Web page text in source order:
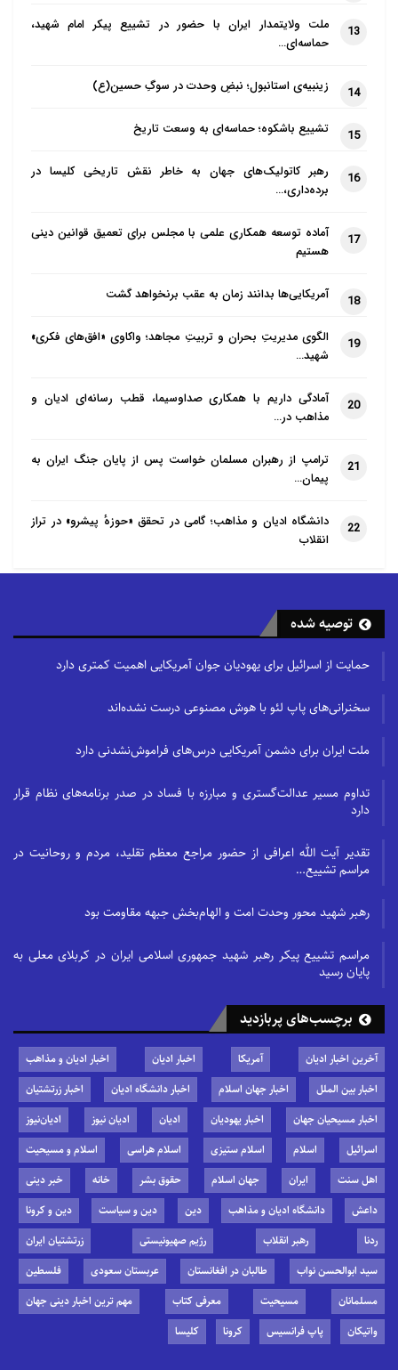
13
ملت ولایتمدار ایران با حضور در تشییع پیکر امام شهید،
حماسه‌ای…
14 زینبیه‌ی استانبول؛ نبضِ وحدت در سوگِ حسین(ع)
15 تشییع باشکوه؛ حماسه‌ای به وسعت تاریخ
16
رهبر کاتولیک‌های جهان به خاطر نقش تاریخی کلیسا در
برده‌داری،…
17
آماده توسعه همکاری علمی با مجلس برای تعمیق قوانین دینی
هستیم
18 آمریکایی‌ها بدانند زمان به عقب برنخواهد گشت
19
الگوی مدیریتِ بحران و تربیتِ مجاهد؛ واکاوی «افق‌های فکری»
شهید…
20
آمادگی داریم با همکاری صداوسیما، قطب رسانه‌ای ادیان و
مذاهب در…
21
ترامپ از رهبران مسلمان خواست پس از پایان جنگ ایران به
پیمان…
22
دانشگاه ادیان و مذاهب؛ گامی در تحقق «حوزهٔ پیشرو» در تراز
انقلاب
توصیه شده
حمایت از اسرائیل برای یهودیان جوان آمریکایی اهمیت کمتری دارد
سخنرانی‌های پاپ لئو با هوش مصنوعی درست نشده‌اند
ملت ایران برای دشمن آمریکایی درس‌های فراموش‌نشدنی دارد
تداوم مسیر عدالت‌گستری و مبارزه با فساد در صدر برنامه‌های نظام قرار
دارد
تقدیر آیت الله اعرافی از حضور مراجع معظم تقلید، مردم و روحانیت در
مراسم تشییع…
رهبر شهید محور وحدت امت و الهام‌بخش جبهه مقاومت بود
مراسم تشییع پیکر رهبر شهید جمهوری اسلامی ایران در کربلای معلی به
پایان رسید
برچسب‌های پربازدید
آخرین اخبار ادیان آمریکا اخبار ادیان
اخبار ادیان و مذاهب
اخبار بین الملل
اخبار جهان اسلام اخبار دانشگاه ادیان
اخبار زرتشتیان
اخبار مسیحیان جهان
اخبار یهودیان ادیان ادیان نیوز
ادیان‌نیوز
اسرائیل
اسلام اسلام ستیزی اسلام هراسی
اسلام و مسیحیت
اهل سنت
ایران جهان اسلام حقوق بشر خانه
خبر دینی
داعش
دانشگاه ادیان و مذاهب دین دین و سیاست
دین و کرونا
ردنا
رهبر انقلاب رژیم صهیونیستی
زرتشتیان ایران
سید ابوالحسن نواب
طالبان در افغانستان عربستان سعودی
فلسطین
مسلمانان
مسیحیت معرفی کتاب
مهم ترین اخبار دینی جهان
واتیکان
پاپ فرانسیس کرونا کلیسا